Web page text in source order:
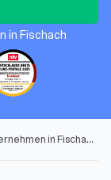
in Fischach
in Fischach